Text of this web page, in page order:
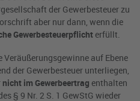
der Gewerbesteuer zu
aber nur dann, wenn die
Gewerbesteuerpflicht erfüllt.
Veräußerungsgewinne auf Ebene
der Gewerbesteuer unterliegen,
nicht im Gewerbeertrag enthalten
§ 9 Nr. 2 S. 1 GewStG wieder